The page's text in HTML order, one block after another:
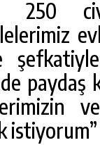
250
paydaş
ve